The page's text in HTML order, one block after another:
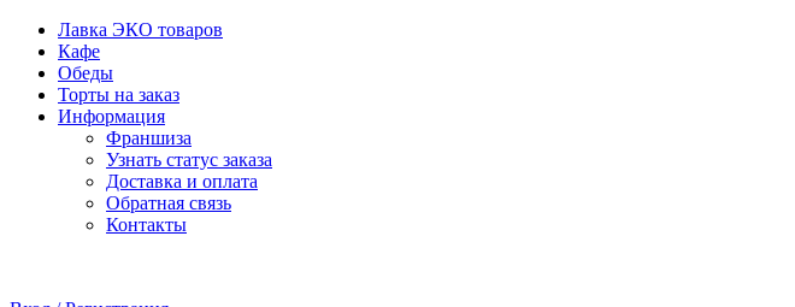
Лавка ЭКО товаров
Кафе
Обеды
Торты на заказ
Информация
Франшиза
Узнать статус заказа
Доставка и оплата
Обратная связь
Контакты